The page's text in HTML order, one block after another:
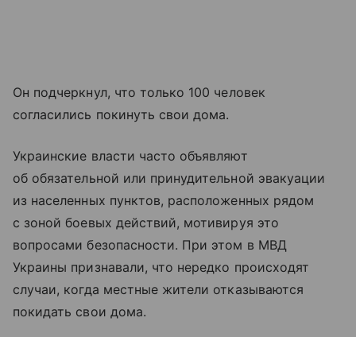
Он подчеркнул, что только 100 человек
согласились покинуть свои дома.
Украинские власти часто объявляют
об обязательной или принудительной эвакуации
из населенных пунктов, расположенных рядом
с зоной боевых действий, мотивируя это
вопросами безопасности. При этом в МВД
Украины признавали, что нередко происходят
случаи, когда местные жители отказываются
покидать свои дома.